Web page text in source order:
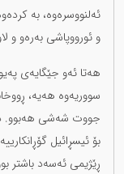
ئەلنووسرەوە، بە
و ئورووپاشی بەرەو و
هەتا ئەو جێگایەی
سووریەوە هەیە،
جووت شەشی هەبوو.
بۆ ئیسڕائیل
ڕێژیمی ئەسەد باشتر